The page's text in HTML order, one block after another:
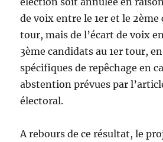
de voix entre le 1er et le
tour, mais de l’écart de voix
3ème candidats au 1er tour,
spécifiques de repêchage en
abstention prévues par
électoral.
A rebours de ce résultat, le